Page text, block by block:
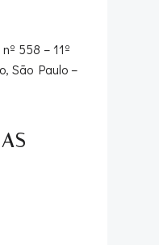
558 – 11º
São Paulo –